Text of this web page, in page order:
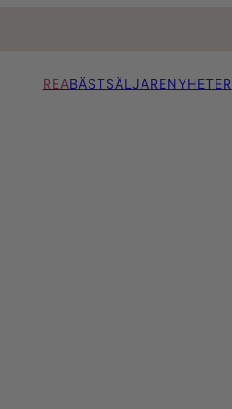
REABÄSTSÄLJARENYHETER